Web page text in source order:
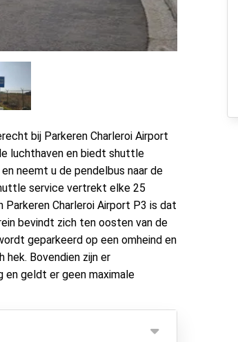
bij Parkeren Charleroi Airport
luchthaven en biedt shuttle
neemt u de pendelbus naar de
service vertrekt elke 25
Parkeren Charleroi Airport P3 is dat
bevindt zich ten oosten van de
geparkeerd op een omheind en
Bovendien zijn er
en geldt er geen maximale